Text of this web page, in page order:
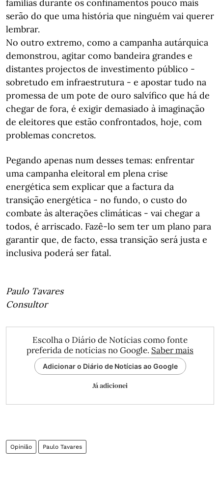
famílias durante os confinamentos pouco mais
serão do que uma história que ninguém vai querer
lembrar.
No outro extremo, como a campanha autárquica
demonstrou, agitar como bandeira grandes e
distantes projectos de investimento público -
sobretudo em infraestrutura - e apostar tudo na
promessa de um pote de ouro salvífico que há de
chegar de fora, é exigir demasiado à imaginação
de eleitores que estão confrontados, hoje, com
problemas concretos.
Pegando apenas num desses temas: enfrentar
uma campanha eleitoral em plena crise
energética sem explicar que a factura da
transição energética - no fundo, o custo do
combate às alterações climáticas - vai chegar a
todos, é arriscado. Fazê-lo sem ter um plano para
garantir que, de facto, essa transição será justa e
inclusiva poderá ser fatal.
Paulo Tavares
Consultor
Escolha o Diário de Notícias como fonte
preferida de notícias no Google. Saber mais
Adicionar o Diário de Notícias ao Google
Já adicionei
Opinião Paulo Tavares